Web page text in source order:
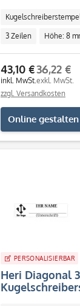
3 Zeilen Höhe: 8
Individuell
43,10 €
inkl. MwSt.
36,22 €
exkl. MwSt.
zzgl. Versandkosten
Online gestalten
PERSONALISIERBAR
Heri Diagonal